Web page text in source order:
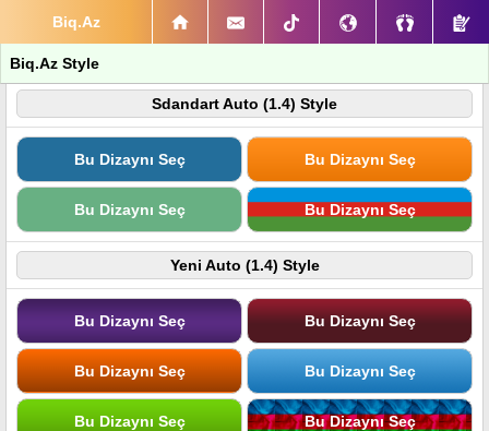
Biq.Az
Biq.Az Style
Sdandart Auto (1.4) Style
Bu Dizaynı Seç Bu Dizaynı Seç
Bu Dizaynı Seç Bu Dizaynı Seç
Yeni Auto (1.4) Style
Bu Dizaynı Seç Bu Dizaynı Seç
Bu Dizaynı Seç Bu Dizaynı Seç
Bu Dizaynı Seç Bu Dizaynı Seç